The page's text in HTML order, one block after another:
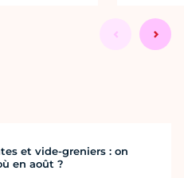
et vide-greniers : on
en août ?